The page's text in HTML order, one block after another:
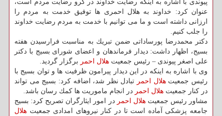
پیوندی با اشاره به اینكه رضایت خداوند در گرو رضایت مردم است،
عنوان كرد: خداوند به هلال احمری ها توفیق خدمت به مردم را
ارزانی داشته است و ما می توانیم با خدمت به مردم رضایت خداوند
را جلب كنیم.
دكتر محمدرضا پورساداتی ضمن تبریك به مناسبت فرارسیدن هفته
بسیج، اظهار داشت: دیدار فرماندهان و اعضای شورای بسیج با دكتر
علی اصغر پیوندی – رئیس جمعیت هلال احمر برگزار گردید.
وی با اشاره به اینكه در این دیدار پیرامون ظرفیت ها و توان بسیج با
رئیس جمعیتهلال احمر تبادل نظر شد، اضافه كرد: بسیج می تواند
در كنار جمعیت هلال احمر در انجام ماموریت ها كمك رسان باشد.
مشاور رئیس جمعیتهلال احمر در امور ایثارگران تصریح كرد: بسیج
جامعه پزشكی آماده است تا در كنار نیروهای امدادی جمعیت هلال